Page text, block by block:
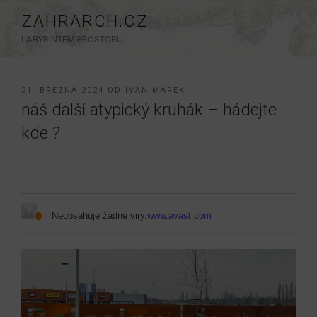
obsahu
ZAHRARCH.CZ
LABYRINTEM PROSTORU
PUBLIKOVÁNO
21. BŘEZNA 2024 OD IVAN MAREK
náš další atypický kruhák – hádejte
kde ?
Neobsahuje žádné viry.www.avast.com